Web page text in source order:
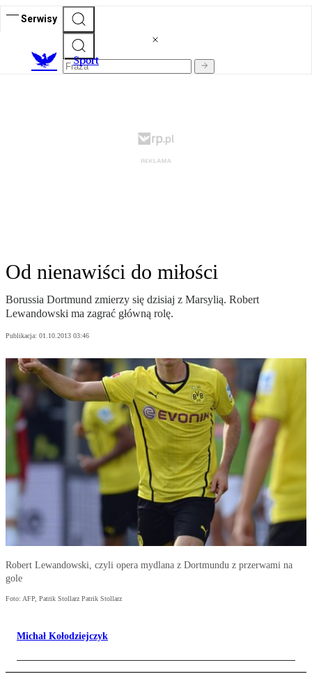
Serwisy
Sport
Od nienawiści do miłości
Borussia Dortmund zmierzy się dzisiaj z Marsylią. Robert
Lewandowski ma zagrać główną rolę.
Publikacja: 01.10.2013 03:46
Robert Lewandowski, czyli opera mydlana z Dortmundu z przerwami na
gole
Foto: AFP, Patrik Stollarz Patrik Stollarz
Michał Kołodziejczyk